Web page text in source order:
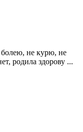
не курю, не
родила здорову ...